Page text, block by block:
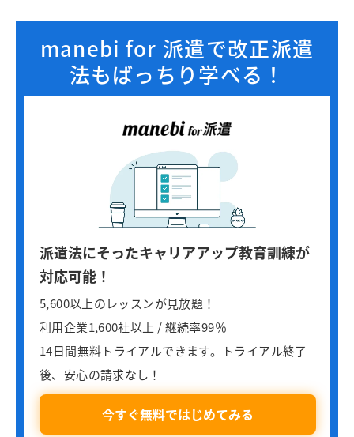
manebi for 派遣で改正派遣
法もばっちり学べる！
派遣法にそったキャリアアップ教育訓練が
対応可能！
5,600以上のレッスンが見放題！
利用企業1,600社以上 / 継続率99％
14日間無料トライアルできます。トライアル終了
後、安心の請求なし！
今すぐ無料ではじめてみる